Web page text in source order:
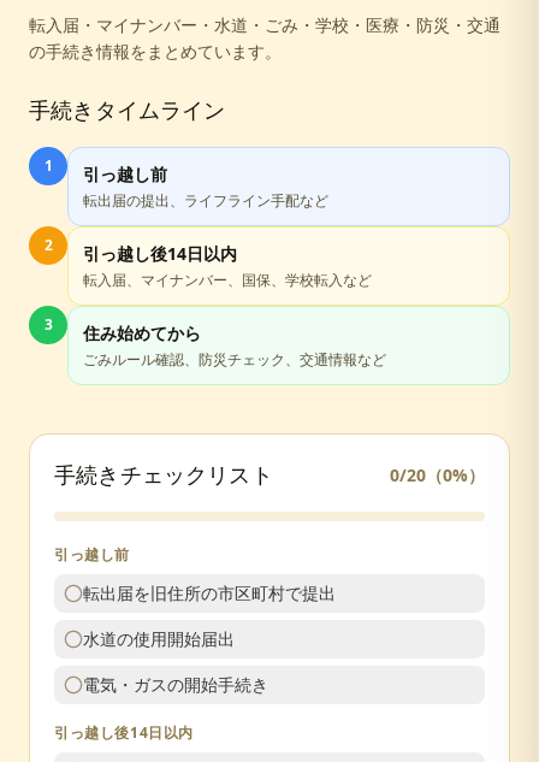
転入届・マイナンバー・水道・ごみ・学校・医療・防災・交通
の手続き情報をまとめています。
手続きタイムライン
1 引っ越し前
転出届の提出、ライフライン手配など
2 引っ越し後14日以内
転入届、マイナンバー、国保、学校転入など
3 住み始めてから
ごみルール確認、防災チェック、交通情報など
手続きチェックリスト 0/20 （0%）
引っ越し前
転出届を旧住所の市区町村で提出
水道の使用開始届出
電気・ガスの開始手続き
引っ越し後14日以内